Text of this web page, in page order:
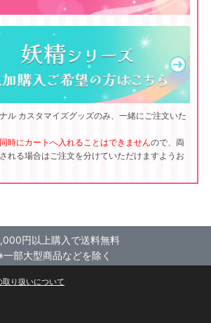
ル カスタマイズグッズのみ、一緒にご注文いた
時にカートへ入れることはできませんので、両
れる場合はご注文を分けていただけますようお
円以上購入で送料無料
一部大型商品などを除く
り扱いについて